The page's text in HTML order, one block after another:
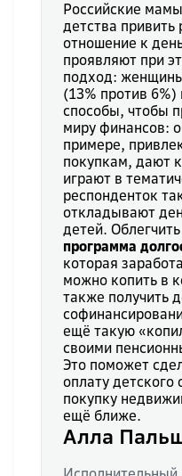
Российские
детства привить
отношение к
проявляют при
подход:
(13% против
способы, чтобы
миру финансов:
примере,
покупкам, дают
играют в
респонденток
откладывают
детей.
программа
которая
можно копить в
также получить
ещё такую
своими
Это поможет
оплату детского
покупку
ещё ближе.
Алла